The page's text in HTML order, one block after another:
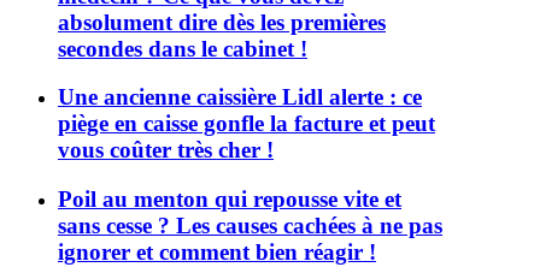
absolument dire dès les premières
secondes dans le cabinet !
Une ancienne caissière Lidl alerte : ce
piège en caisse gonfle la facture et peut
vous coûter très cher !
Poil au menton qui repousse vite et
sans cesse ? Les causes cachées à ne pas
ignorer et comment bien réagir !